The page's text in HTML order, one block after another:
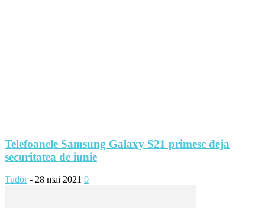
Telefoanele Samsung Galaxy S21 primesc deja
securitatea de iunie
Tudor - 28 mai 2021 0